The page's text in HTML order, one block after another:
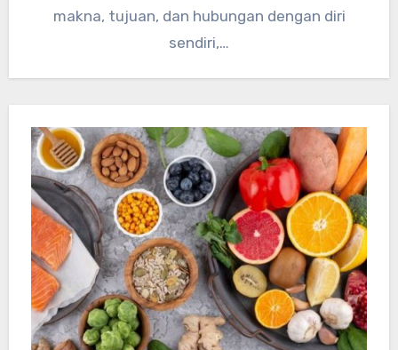
makna, tujuan, dan hubungan dengan diri
sendiri,…